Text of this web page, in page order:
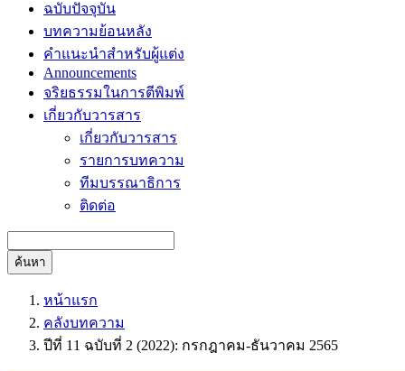
ฉบับปัจจุบัน
บทความย้อนหลัง
คำแนะนำสำหรับผู้แต่ง
Announcements
จริยธรรมในการตีพิมพ์
เกี่ยวกับวารสาร
เกี่ยวกับวารสาร
รายการบทความ
ทีมบรรณาธิการ
ติดต่อ
ค้นหา
หน้าแรก
คลังบทความ
ปีที่ 11 ฉบับที่ 2 (2022): กรกฎาคม-ธันวาคม 2565